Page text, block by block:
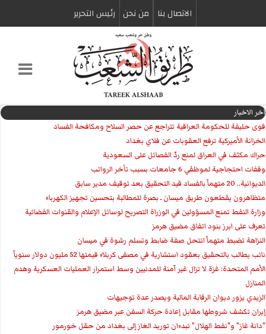
الاتصال بنا من نحن رئیس التحریر
اخر الاخبار
قوى حليفة للحكومة العراقية تتراجع عن حصر السلاح ومكافحة الفساد
الخزانة الأميركية ترفع العقوبات عن فلاي بغداد
حراك مكثف في العراق لمنع ردّ الفصائل على السعودية
وقفات احتجاجية لموظفي 6 جامعات بسبب تأخر الرواتب
الديوانية.. 20 متهماً بالفساد قيد التحقيق بعد توقيف مدير سابق
متظاهرون يقطعون طريق ميسان ـ بصرة للمطالبة بتحسين تجهيز الكهرباء
وزارة النفط تمنع المسؤولين في الوزراة التصريح لوسائل الإعلام والقنوات الفضائية
تعرف على ابرز بنود اتفاق مضيق هرمز
النزاهة تضبط متهماً انتحل صفة ضابط وتسلم رشوة في ميسان
نائب يطالب بالتحقيق بعقود استشارية في مصفى كربلاء قيمتها 52 مليون دولار سنوياً
الأمم المتحدة: غزة لا تزال غير آمنة للمدنيين وسط استمرار العمليات العسكرية وهدم
المنازل
الزيدي يزور ديوان الرقابة المالية ويصدر عدة توجيهات
إيران تكشف شروطها مقابل إعادة حركة السفن عبر مضيق هرمز
"دانة غاز" و"نفط الهلال" تبدءان توريد الغاز إلى بغداد من حقل خورمور